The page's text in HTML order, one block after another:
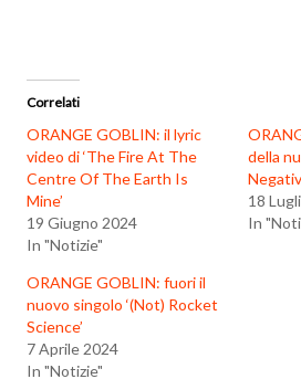
Correlati
ORANGE GOBLIN: il lyric
video di ‘The Fire At The
Centre Of The Earth Is
Mine’
19 Giugno 2024
In "Notizie"
della
18
In
ORANGE GOBLIN: fuori il
nuovo singolo ‘(Not) Rocket
Science’
7 Aprile 2024
In "Notizie"